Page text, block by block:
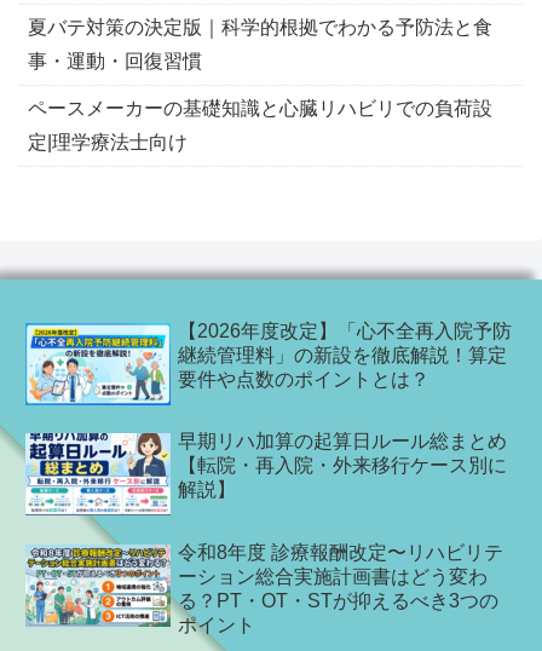
夏バテ対策の決定版｜科学的根拠でわかる予防法と食
事・運動・回復習慣
ペースメーカーの基礎知識と心臓リハビリでの負荷設
定|理学療法士向け
【2026年度改定】「心不全再入院予防
継続管理料」の新設を徹底解説！算定
要件や点数のポイントとは？
早期リハ加算の起算日ルール総まとめ
【転院・再入院・外来移行ケース別に
解説】
令和8年度 診療報酬改定〜リハビリテ
ーション総合実施計画書はどう変わ
る？PT・OT・STが抑えるべき3つの
ポイント